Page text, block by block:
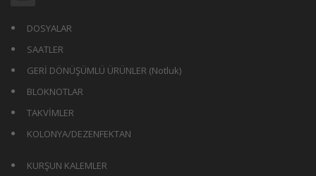
DOSYALAR
SAATLER
GERİ DÖNÜŞÜMLÜ ÜRÜNLER (Notluk)
BLOKNOTLAR
TAKVİMLER
KOLONYA/DEZENFEKTAN
KURŞUN KALEMLER